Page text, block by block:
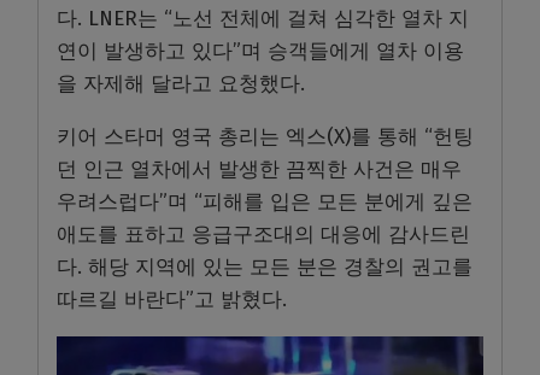
다. LNER는 “노선 전체에 걸쳐 심각한 열차 지
연이 발생하고 있다”며 승객들에게 열차 이용
을 자제해 달라고 요청했다.
키어 스타머 영국 총리는 엑스(X)를 통해 “헌팅
던 인근 열차에서 발생한 끔찍한 사건은 매우
우려스럽다”며 “피해를 입은 모든 분에게 깊은
애도를 표하고 응급구조대의 대응에 감사드린
다. 해당 지역에 있는 모든 분은 경찰의 권고를
따르길 바란다”고 밝혔다.